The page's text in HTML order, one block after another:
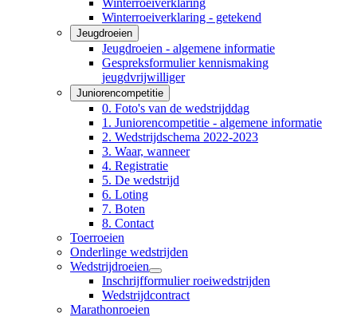
Winterroeiverklaring
Winterroeiverklaring - getekend
Jeugdroeien
Jeugdroeien - algemene informatie
Gespreksformulier kennismaking
jeugdvrijwilliger
Juniorencompetitie
0. Foto's van de wedstrijddag
1. Juniorencompetitie - algemene informatie
2. Wedstrijdschema 2022-2023
3. Waar, wanneer
4. Registratie
5. De wedstrijd
6. Loting
7. Boten
8. Contact
Toerroeien
Onderlinge wedstrijden
Wedstrijdroeien
Inschrijfformulier roeiwedstrijden
Wedstrijdcontract
Marathonroeien